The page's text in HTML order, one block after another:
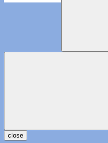
close